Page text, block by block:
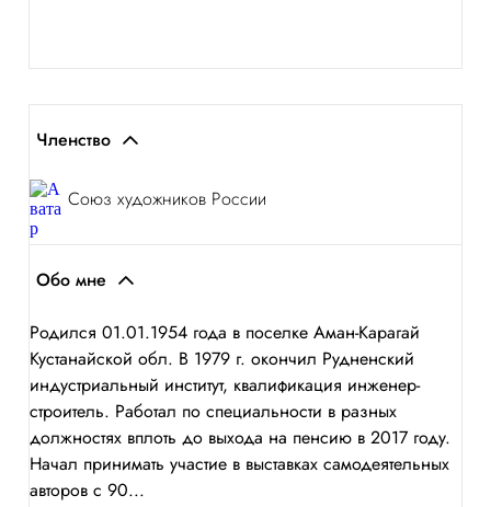
Членство
Союз художников России
Обо мне
Родился 01.01.1954 года в поселке Аман-Карагай
Кустанайской обл. В 1979 г. окончил Рудненский
индустриальный институт, квалификация инженер-
строитель. Работал по специальности в разных
должностях вплоть до выхода на пенсию в 2017 году.
Начал принимать участие в выставках самодеятельных
авторов с 90...